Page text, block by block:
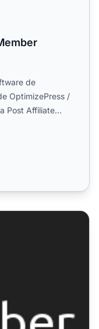
de
OptimizePress /
Post Affiliate